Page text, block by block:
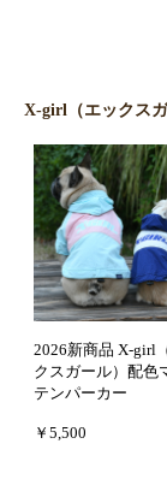
X-girl（エックス
2026新商品 X-girl
クスガール）配色
テンパーカー
￥5,500